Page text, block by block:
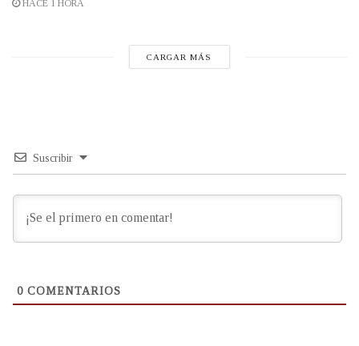
HACE 1 HORA
CARGAR MÁS
Suscribir
0 COMENTARIOS